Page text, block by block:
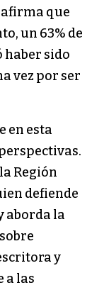
que
un 63% de
haber sido
vez por ser
en esta
Región
defiende
aborda la
y
a las